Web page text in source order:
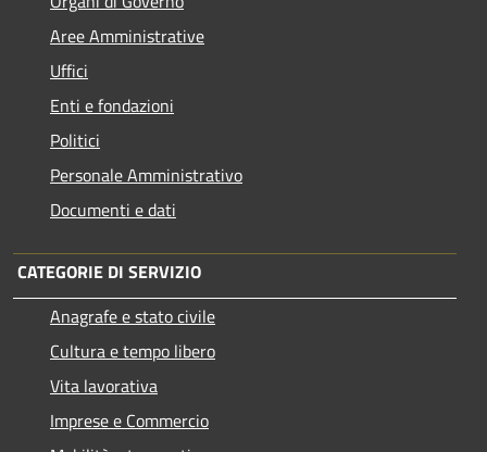
Aree Amministrative
Uffici
Enti e fondazioni
Politici
Personale Amministrativo
Documenti e dati
CATEGORIE DI SERVIZIO
Anagrafe e stato civile
Cultura e tempo libero
Vita lavorativa
Imprese e Commercio